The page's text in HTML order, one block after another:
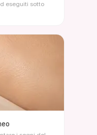
eseguiti sotto